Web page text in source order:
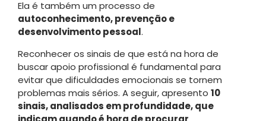
Ela é também um processo de
autoconhecimento, prevenção e
desenvolvimento pessoal.
Reconhecer os sinais de que está na hora de
buscar apoio profissional é fundamental para
evitar que dificuldades emocionais se tornem
problemas mais sérios. A seguir, apresento 10
sinais, analisados em profundidade, que